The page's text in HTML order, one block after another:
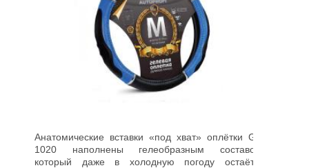
Анатомические вставки «под хват» оплётки GL-
1020 наполнены гелеобразным составом,
который даже в холодную погоду остаётся